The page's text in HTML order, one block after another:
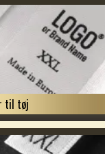
til tøj